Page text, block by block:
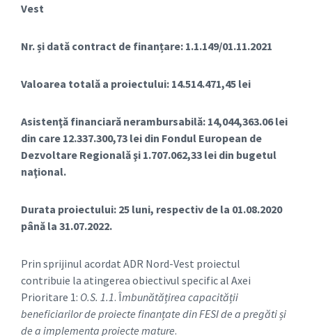
Vest
Nr. și dată contract de finanțare: 1.1.149/01.11.2021
Valoarea totală a proiectului: 14.514.471,45 lei
Asistenţă financiară nerambursabilă: 14,044,363.06 lei
din care 12.337.300,73 lei din Fondul European de
Dezvoltare Regională şi 1.707.062,33 lei din bugetul
naţional.
Durata proiectului: 25 luni, respectiv de la 01.08.2020
până la 31.07.2022.
Prin sprijinul acordat ADR Nord-Vest proiectul
contribuie la atingerea obiectivul specific al Axei
Prioritare 1: O.S. 1.1. Îmbunătățirea capacității
beneficiarilor de proiecte finanțate din FESI de a pregăti și
de a implementa proiecte mature.